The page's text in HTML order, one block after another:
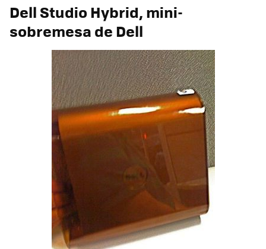
Dell Studio Hybrid, mini-
sobremesa de Dell